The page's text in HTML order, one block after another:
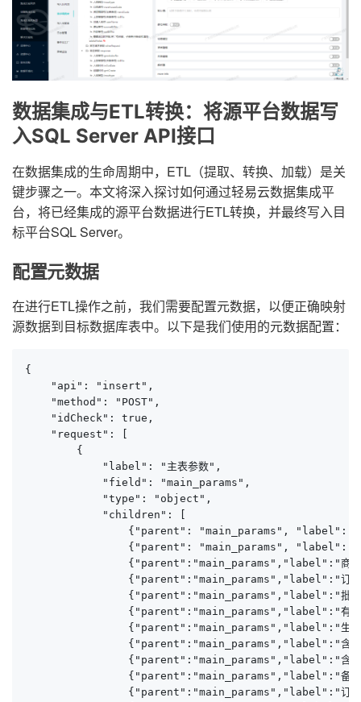
数据集成与ETL转换：将源平台数据写
入SQL Server API接口
在数据集成的生命周期中，ETL（提取、转换、加载）是关
键步骤之一。本文将深入探讨如何通过轻易云数据集成平
台，将已经集成的源平台数据进行ETL转换，并最终写入目
标平台SQL Server。
配置元数据
在进行ETL操作之前，我们需要配置元数据，以便正确映射
源数据到目标数据库表中。以下是我们使用的元数据配置：
{
    "api": "insert",
    "method": "POST",
    "idCheck": true,
    "request": [
        {
            "label": "主表参数",
            "field": "main_params",
            "type": "object",
            "children": [
{"parent": "main_params", "label":
{"parent": "main_params", "label":
{"parent":"main_params","label":"
{"parent":"main_params","label":"订
{"parent":"main_params","label":"
{"parent":"main_params","label":"有
{"parent":"main_params","label":"生
{"parent":"main_params","label":"含
{"parent":"main_params","label":"含
{"parent":"main_params","label":"
{"parent":"main_params","label":"订